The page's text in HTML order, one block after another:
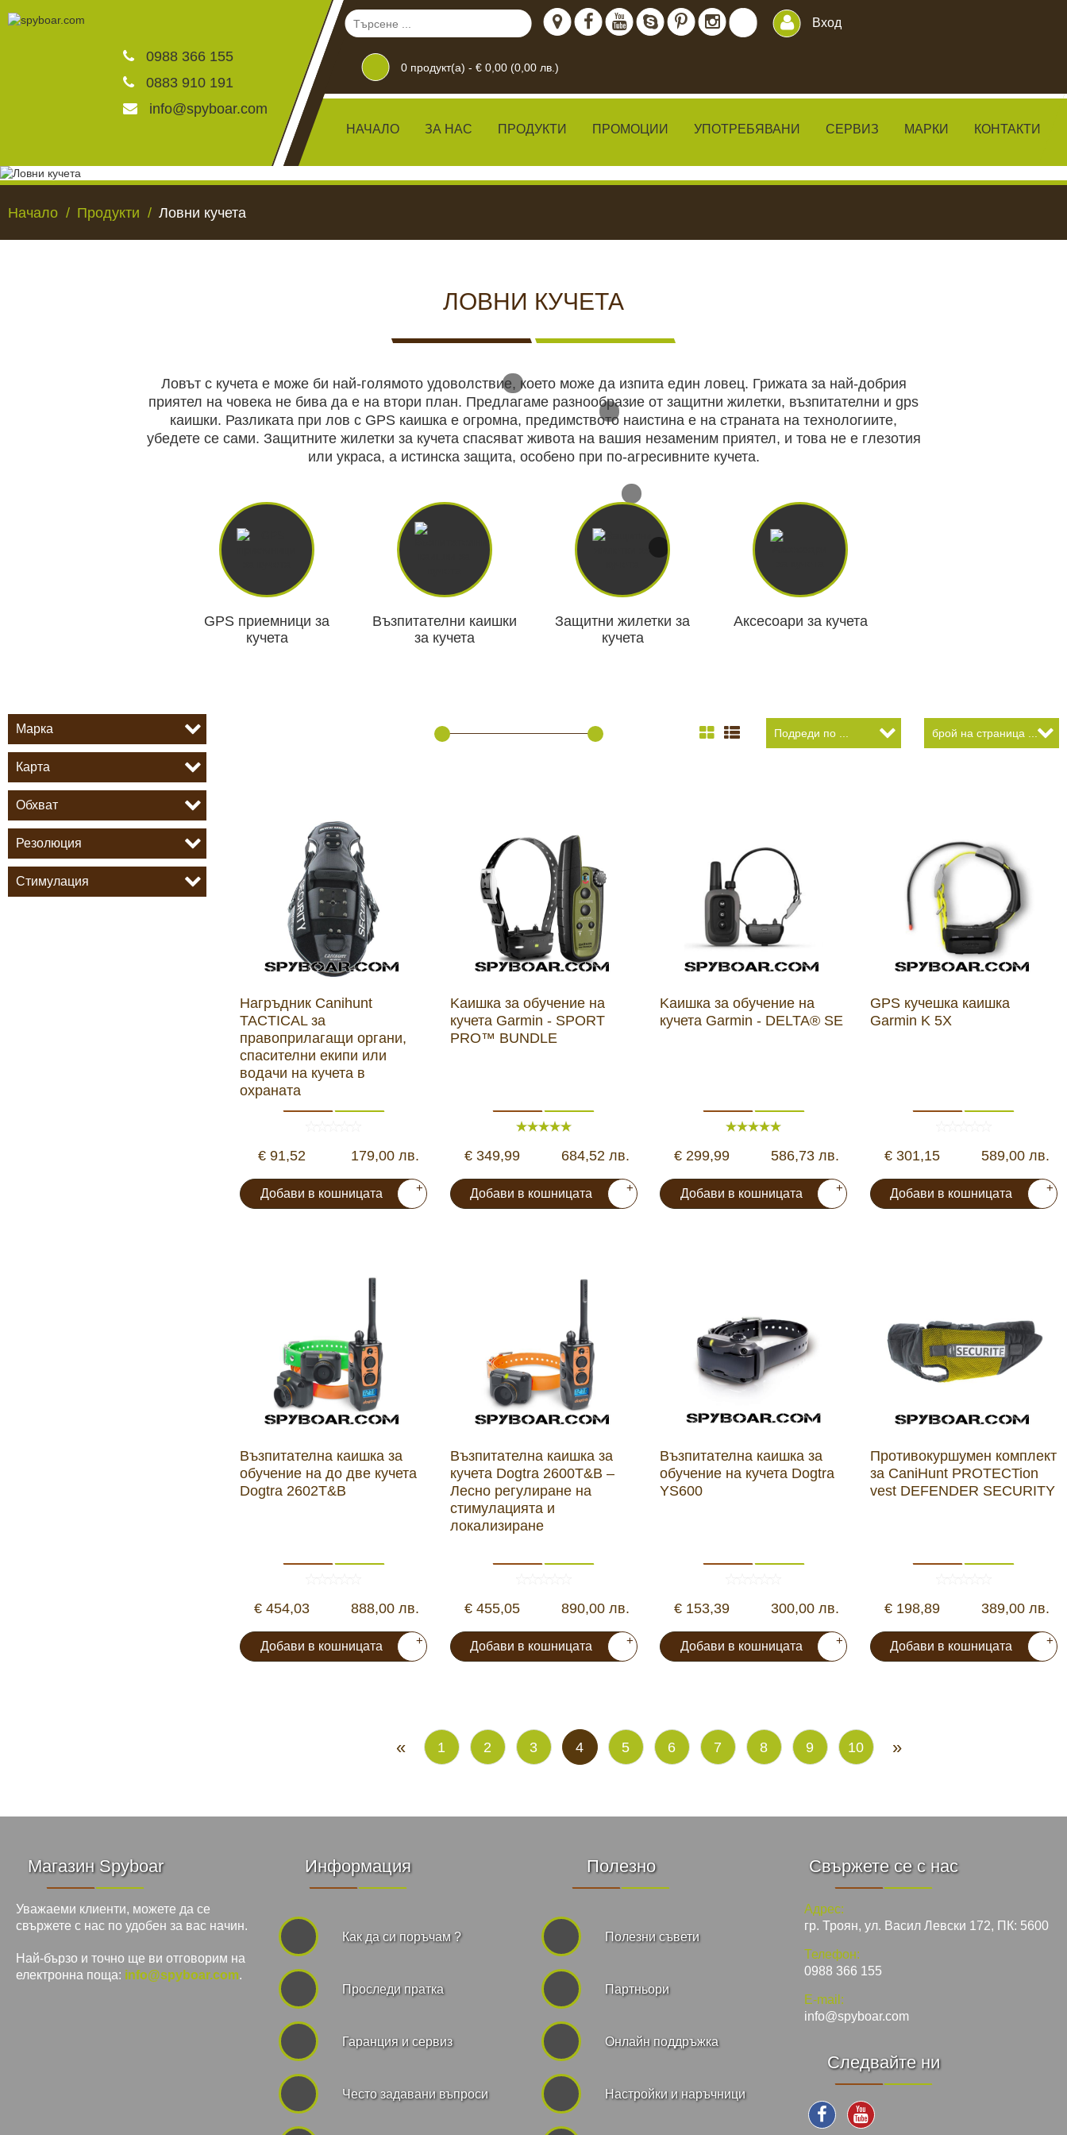
0988 366 155
0883 910 191
info@spyboar.com
Вход
0продукт(а) - € 0,00 (0,00 лв.)
НАЧАЛО ЗА НАС ПРОДУКТИ ПРОМОЦИИ УПОТРЕБЯВАНИ СЕРВИЗ МАРКИ КОНТАКТИ
ВИДЕОНАБЛЮДЕНИЕ
ЛОВНО ОБОРУДВАНЕ САМОЗАЩИТА КЪМПИНГ И ХОБИ ЛОВНО ОБЛЕКЛО
БОДИ КАМЕРИ И ЕКШЪН
КАМЕРИ
АКУМУЛАТОРИ И БАТЕРИИ
СОЛАРНИ ПАНЕЛИ И
НОЩНО ВИЖДАНЕ
ЧАСОВНИЦИ
Ловни камери
Фотокапани на живо
Ловни кучета
Къмпинг и хоби
Ловно облекло
Боди камери и екшън камери
Акумулатори и батерии
Соларни панели и зарядни
Нощно виждане
Спортни и смарт часовници
Видеорегистратори
Архивни продукти
Начало Продукти Ловни кучета
ЛОВНИ КУЧЕТА
Ловът с кучета е може би най-голямото удоволствие, което може да изпита един ловец. Грижата за най-добрия
приятел на човека не бива да е на втори план. Предлагаме разнообразие от защитни жилетки, възпитателни и gps
каишки. Разликата при лов с GPS каишка е огромна, предимството наистина е на страната на технологиите,
убедете се сами. Защитните жилетки за кучета спасяват живота на вашия незаменим приятел, и това не е глезотия
или украса, а истинска защита, особено при по-агресивните кучета.
GPS приемници за
кучета
Възпитателни каишки
за кучета
Защитни жилетки за
кучета
Аксесоари за кучета
Марка
Карта
Обхват
Резолюция
Стимулация
Нагръдник Canihunt
TACTICAL за
правоприлагащи органи,
спасителни екипи или
водачи на кучета в
охраната
€ 91,52 179,00 лв.
Добави в кошницата +
Kаишка за обучение на
кучета Garmin - SPORT
PRO™ BUNDLE
€ 349,99 684,52 лв.
Добави в кошницата +
Kаишка за обучение на
кучета Garmin - DELTA® SE
€ 299,99 586,73 лв.
Добави в кошницата +
GPS кучешка каишка
Garmin K 5X
€ 301,15 589,00 лв.
Добави в кошницата +
Възпитателна каишка за
обучение на до две кучета
Dogtra 2602T&B
€ 454,03 888,00 лв.
Добави в кошницата +
Възпитателна каишка за
кучета Dogtra 2600T&B –
Лесно регулиране на
стимулацията и
локализиране
€ 455,05 890,00 лв.
Добави в кошницата +
Възпитателна каишка за
обучение на кучета Dogtra
YS600
€ 153,39 300,00 лв.
Добави в кошницата +
Противокуршумен комплект
за CaniHunt PROTECTion
vest DEFENDER SECURITY
€ 198,89 389,00 лв.
Добави в кошницата +
« 1 2 3 4 5 6 7 8 9 10 »
Магазин Spyboar
Уважаеми клиенти, можете да се
свържете с нас по удобен за вас начин.
Най-бързо и точно ще ви отговорим на
електронна поща: info@spyboar.com.
Информация
Как да си поръчам ?
Проследи пратка
Гаранция и сервиз
Често задавани въпроси
Полезно
Полезни съвети
Партньори
Онлайн поддръжка
Hастройки и наръчници
Свържете се с нас
Адрес:
гр. Троян, ул. Васил Левски 172, ПК: 5600
Телефон:
0988 366 155
E-mail:
info@spyboar.com
Следвайте ни